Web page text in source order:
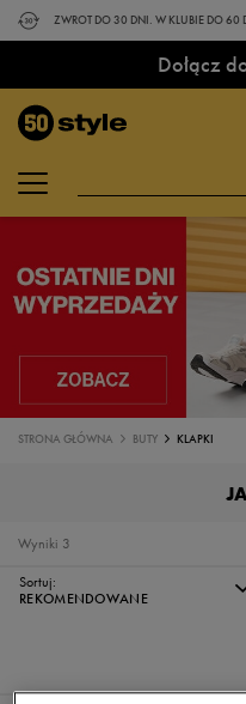
ZWROT DO 30 DNI. W KLUBIE DO 60
Dołącz
STRONA GŁÓWNA BUTY KLAPKI
3
Wyniki
Sortuj:
REKOMENDOWANE